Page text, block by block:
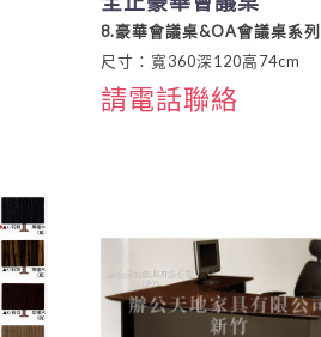
8.豪華會議桌&OA會議桌系列
尺寸：寬360深120高74cm
請電話聯絡